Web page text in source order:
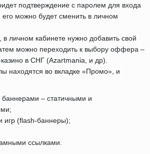
подтверждение с паролем для входа
можно будет сменить в личном
в личном кабинете нужно добавить свой
можно переходить к выбору оффера –
в СНГ (Azartmania, и др).
находятся во вкладке «Промо», и
баннерами – статичными и
игр (flash-баннеры);
ссылками.